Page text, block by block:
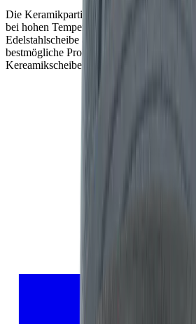
Die Keramikpartikel werden in einem
bei hohen Temperaturen mit hoher
Edelstahlscheibe aufgebracht. Dabei zählt
bestmögliche Produkt zu fertigen.
Kereamikscheibe mit unseren regionalen